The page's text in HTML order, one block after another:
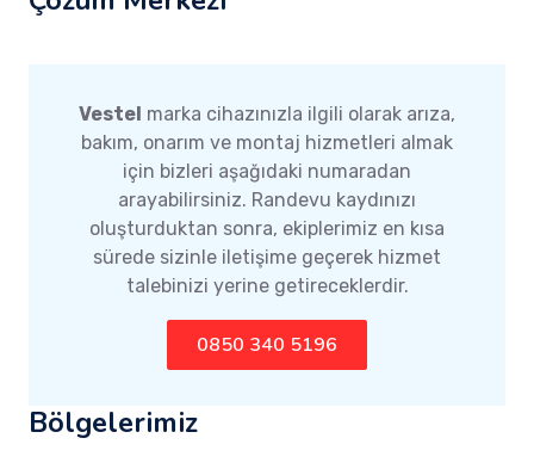
Vestel marka cihazınızla ilgili olarak arıza,
bakım, onarım ve montaj hizmetleri almak
için bizleri aşağıdaki numaradan
arayabilirsiniz. Randevu kaydınızı
oluşturduktan sonra, ekiplerimiz en kısa
sürede sizinle iletişime geçerek hizmet
talebinizi yerine getireceklerdir.
0850 340 5196
Bölgelerimiz